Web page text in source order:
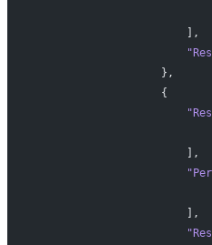
                        ],
                    },
                    {
                        ],
                        ],